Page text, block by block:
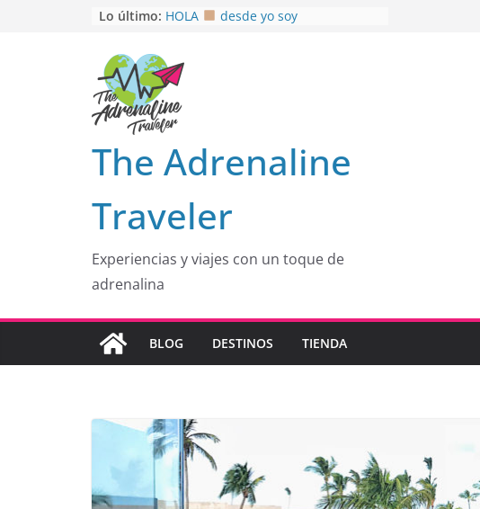
Lo último: HOLA
desde yo soy
EL SENDERO DEL CACAO: Excelente
opción
HOSPEDAJE AL NATURALSHH !!
En
MULITO!
The Adrenaline
Traveler
Experiencias y viajes con un toque de
adrenalina
BLOG DESTINOS TIENDA